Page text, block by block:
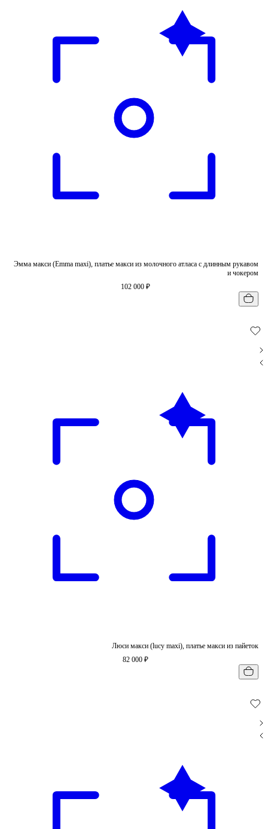
Эмма макси (Emma maxi), платье макси из молочного атласа с длинным рукавом
и чокером
102 000 ₽
Люси макси (lucy maxi), платье макси из пайеток
82 000 ₽